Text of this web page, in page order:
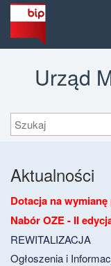
Urząd
Szukaj
Aktualności
Dotacja na
Nabór OZE - II
REWITALIZACJA
Ogłoszenia i